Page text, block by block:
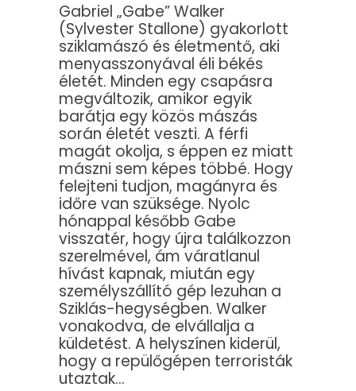
Gabriel „Gabe” Walker
(Sylvester Stallone) gyakorlott
sziklamászó és életmentő, aki
menyasszonyával éli békés
életét. Minden egy csapásra
megváltozik, amikor egyik
barátja egy közös mászás
során életét veszti. A férfi
magát okolja, s éppen ez miatt
mászni sem képes többé. Hogy
felejteni tudjon, magányra és
időre van szüksége. Nyolc
hónappal később Gabe
visszatér, hogy újra találkozzon
szerelmével, ám váratlanul
hívást kapnak, miután egy
személyszállító gép lezuhan a
Sziklás-hegységben. Walker
vonakodva, de elvállalja a
küldetést. A helyszínen kiderül,
hogy a repülőgépen terroristák
utaztak…